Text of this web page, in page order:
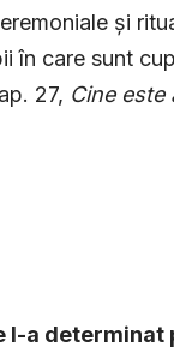
și
în care sunt
27, Cine este
a determinat